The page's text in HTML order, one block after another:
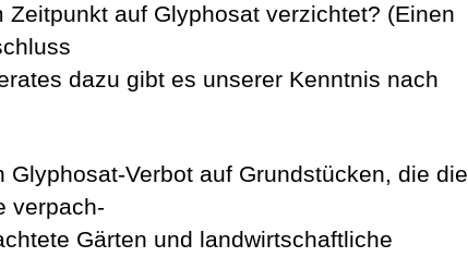
Zeitpunkt auf Glyphosat verzichtet? (Einen
dazu gibt es unserer Kenntnis nach
Glyphosat-Verbot auf Grundstücken, die die
verpach-
Gärten und landwirtschaftliche